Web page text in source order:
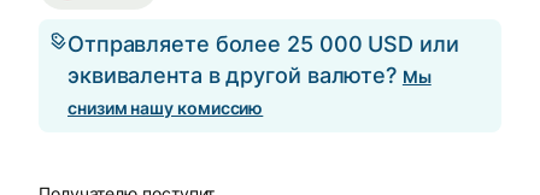
Отправляете более 25 000 USD или
эквивалента в другой валюте? Мы
снизим нашу комиссию